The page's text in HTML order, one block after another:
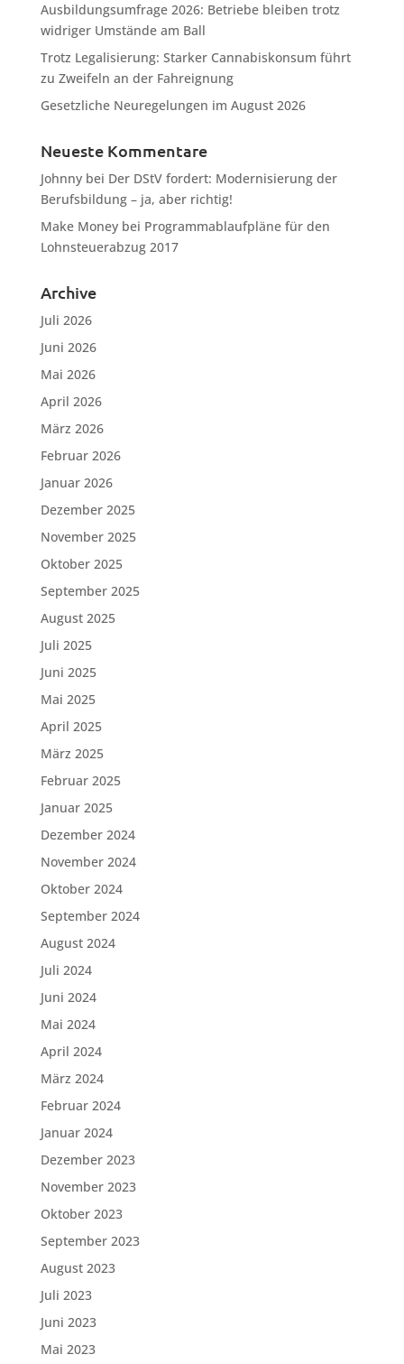
Ausbildungsumfrage 2026: Betriebe bleiben trotz
widriger Umstände am Ball
Trotz Legalisierung: Starker Cannabiskonsum führt
zu Zweifeln an der Fahreignung
Gesetzliche Neuregelungen im August 2026
Neueste Kommentare
Johnnybei Der DStV fordert: Modernisierung der
Berufsbildung – ja, aber richtig!
Make Moneybei Programmablaufpläne für den
Lohnsteuerabzug 2017
Archive
Juli 2026
Juni 2026
Mai 2026
April 2026
März 2026
Februar 2026
Januar 2026
Dezember 2025
November 2025
Oktober 2025
September 2025
August 2025
Juli 2025
Juni 2025
Mai 2025
April 2025
März 2025
Februar 2025
Januar 2025
Dezember 2024
November 2024
Oktober 2024
September 2024
August 2024
Juli 2024
Juni 2024
Mai 2024
April 2024
März 2024
Februar 2024
Januar 2024
Dezember 2023
November 2023
Oktober 2023
September 2023
August 2023
Juli 2023
Juni 2023
Mai 2023